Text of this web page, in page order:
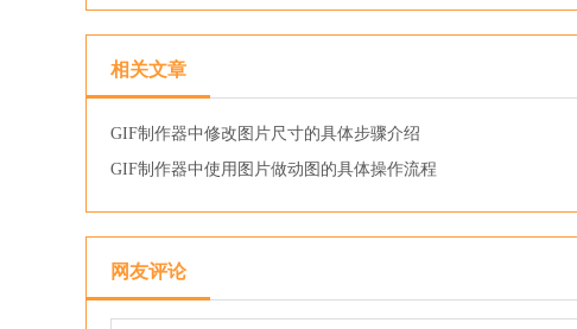
相关文章
GIF制作器中修改图片尺寸的具体步骤介绍
GIF制作器中使用图片做动图的具体操作流程
网友评论